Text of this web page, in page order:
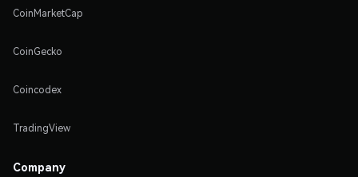
CoinMarketCap
CoinGecko
Coincodex
TradingView
Company